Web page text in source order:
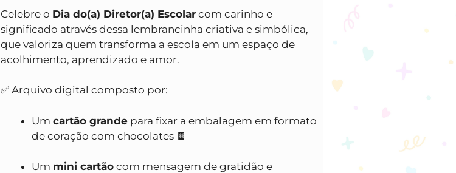
Celebre o Dia do(a) Diretor(a) Escolar com carinho e
significado através dessa lembrancinha criativa e simbólica,
que valoriza quem transforma a escola em um espaço de
acolhimento, aprendizado e amor.
✅ Arquivo digital composto por:
Um cartão grande para fixar a embalagem em formato
de coração com chocolates 🍫
Um mini cartão com mensagem de gratidão e